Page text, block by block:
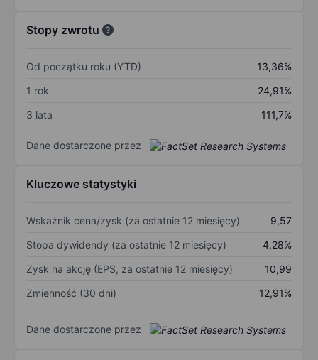
Stopy zwrotu
Od początku roku (YTD)
13,36%
1 rok
24,91%
3 lata
111,7%
Dane dostarczone przez
Kluczowe statystyki
Wskaźnik cena/zysk (za ostatnie 12 miesięcy)
9,57
Stopa dywidendy (za ostatnie 12 miesięcy)
4,28%
Zysk na akcję (EPS, za ostatnie 12 miesięcy)
10,99
Zmienność (30 dni)
12,91%
Dane dostarczone przez